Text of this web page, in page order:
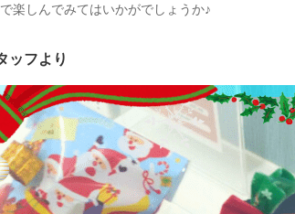
楽しんでみてはいかがでしょうか♪
ッフより